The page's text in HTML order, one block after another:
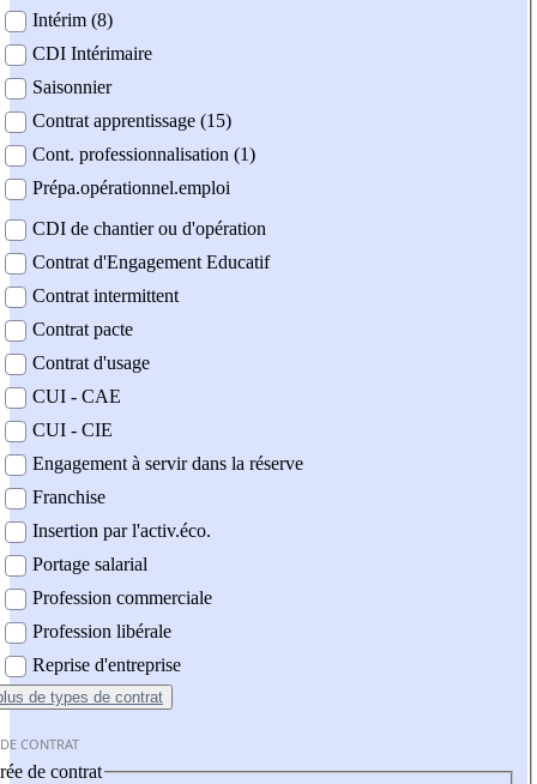
Intérim (8)
CDI Intérimaire
Saisonnier
Contrat apprentissage (15)
Cont. professionnalisation (1)
Prépa.opérationnel.emploi
CDI de chantier ou d'opération
Contrat d'Engagement Educatif
Contrat intermittent
Contrat pacte
Contrat d'usage
CUI - CAE
CUI - CIE
Engagement à servir dans la réserve
Franchise
Insertion par l'activ.éco.
Portage salarial
Profession commerciale
Profession libérale
Reprise d'entreprise
de types de contrat
CONTRAT
de contrat